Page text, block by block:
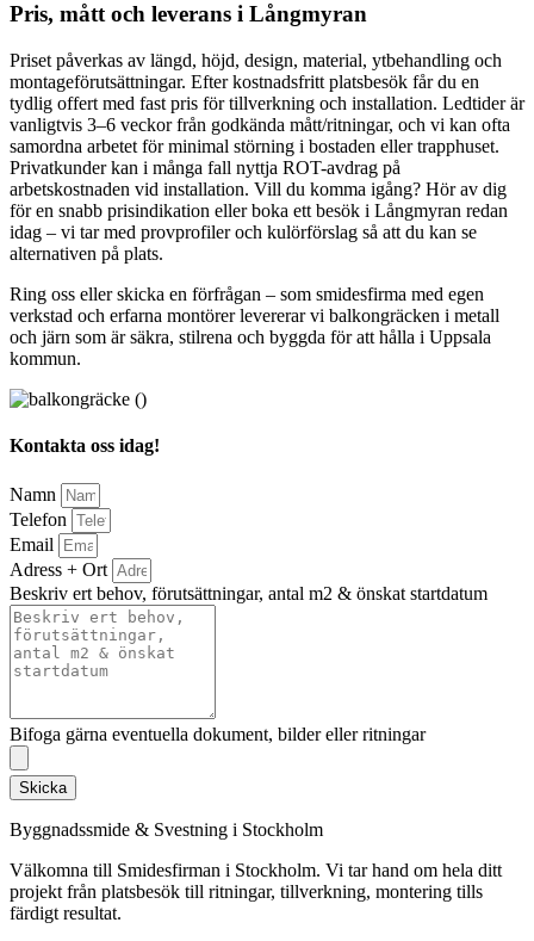
Pris, mått och leverans i Långmyran
Priset påverkas av längd, höjd, design, material, ytbehandling och
montageförutsättningar. Efter kostnadsfritt platsbesök får du en
tydlig offert med fast pris för tillverkning och installation. Ledtider är
vanligtvis 3–6 veckor från godkända mått/ritningar, och vi kan ofta
samordna arbetet för minimal störning i bostaden eller trapphuset.
Privatkunder kan i många fall nyttja ROT-avdrag på
arbetskostnaden vid installation. Vill du komma igång? Hör av dig
för en snabb prisindikation eller boka ett besök i Långmyran redan
idag – vi tar med provprofiler och kulörförslag så att du kan se
alternativen på plats.
Ring oss eller skicka en förfrågan – som smidesfirma med egen
verkstad och erfarna montörer levererar vi balkongräcken i metall
och järn som är säkra, stilrena och byggda för att hålla i Uppsala
kommun.
Kontakta oss idag!
Namn
Telefon
Email
Adress + Ort
Beskriv ert behov, förutsättningar, antal m2 & önskat startdatum
Bifoga gärna eventuella dokument, bilder eller ritningar
Skicka
Byggnadssmide & Svestning i Stockholm
Välkomna till Smidesfirman i Stockholm. Vi tar hand om hela ditt
projekt från platsbesök till ritningar, tillverkning, montering tills
färdigt resultat.